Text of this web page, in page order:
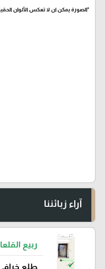
*الصورة يمكن ان لا تعكس الألوان
آراء زبائننا
ربيع
طلع